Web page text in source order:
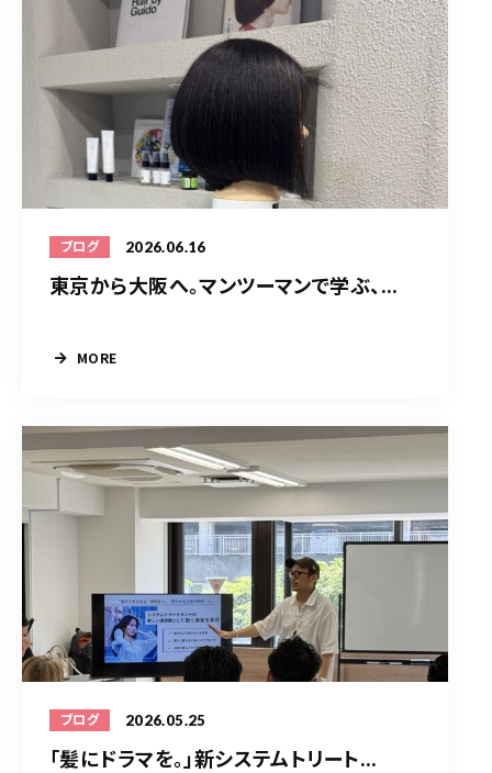
ブログ 2026.06.16
東京から大阪へ。マンツーマンで学ぶ、...
MORE
ブログ 2026.05.25
「髪にドラマを。」新システムトリート...